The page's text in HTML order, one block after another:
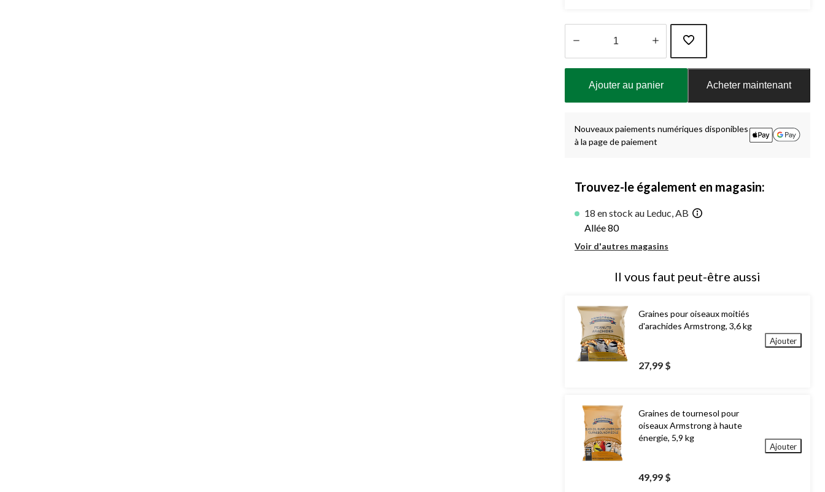
Ajouter au panier Acheter maintenant
Nouveaux paiements numériques disponibles
à la page de paiement
Trouvez-le également en magasin:
18 en stock au Leduc, AB
Allée 80
Voir d'autres magasins
Il vous faut peut-être aussi
Graines pour oiseaux moitiés
d'arachides Armstrong, 3,6 kg
27,99 $
Ajouter
Graines de tournesol pour
oiseaux Armstrong à haute
énergie, 5,9 kg
49,99 $
Ajouter